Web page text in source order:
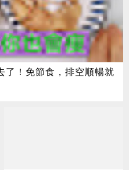
了！免節食，排空順暢就